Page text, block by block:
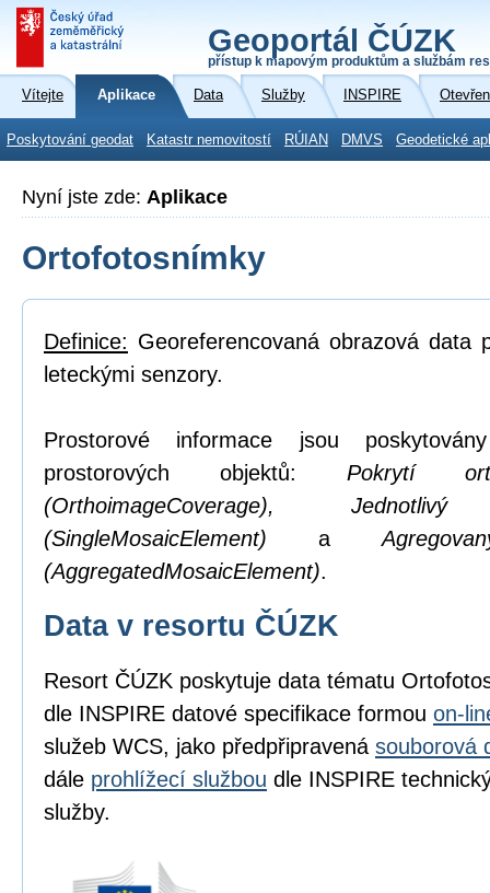
Geoportál ČÚZK
přístup k mapovým produktům a službám
Vítejte Aplikace Data Služby INSPIRE
Poskytování geodat Katastr nemovitostí RÚIAN DMVS Geodetické
Nyní jste zde: Aplikace
Ortofotosnímky
Definice: Georeferencovaná obrazová data
leteckými senzory.
Prostorové informace jsou
prostorových objektů: Pokrytí
(OrthoimageCoverage),
(SingleMosaicElement) a
(AggregatedMosaicElement).
Data v resortu ČÚZK
Resort ČÚZK poskytuje data tématu
dle INSPIRE datové specifikace formou on-
služeb WCS, jako předpřipravená souborová
dále prohlížecí službou dle INSPIRE
služby.